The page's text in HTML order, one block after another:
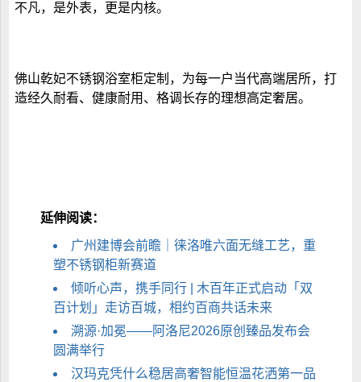
不凡，是外表，更是内核。
佛山乾妃不锈钢浴室柜定制，为每一户当代高端居所，打
造经久耐看、健康耐用、格调长存的理想高定奢居。
延伸阅读：
广州建博会前瞻｜徕洛唯六面无缝工艺，重
塑不锈钢柜新赛道
倾听心声，携手同行 | 木百年正式启动「双
百计划」走访百城，相约百商共话未来
溯源·加冕——阿洛尼2026原创臻品发布会
圆满举行
汉玛克凭什么稳居高奢智能恒温花洒第一品